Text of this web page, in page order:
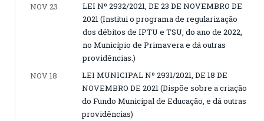
NOV 23
LEI Nº 2932/2021, DE 23 DE NOVEMBRO DE
2021 (Institui o programa de regularização
dos débitos de IPTU e TSU, do ano de 2022,
no Município de Primavera e dá outras
providências.)
NOV 18
LEI MUNICIPAL Nº 2931/2021, DE 18 DE
NOVEMBRO DE 2021 (Dispõe sobre a criação
do Fundo Municipal de Educação, e dá outras
providências)